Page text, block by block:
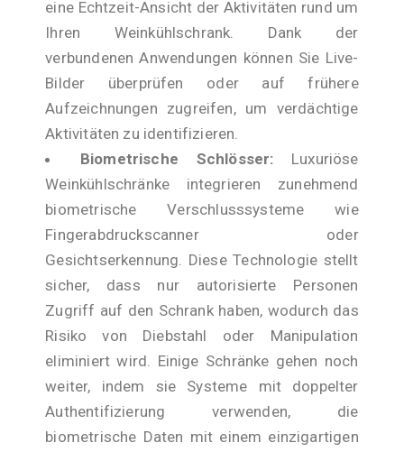
eine Echtzeit-Ansicht der Aktivitäten rund um
Ihren Weinkühlschrank. Dank der
verbundenen Anwendungen können Sie Live-
Bilder überprüfen oder auf frühere
Aufzeichnungen zugreifen, um verdächtige
Aktivitäten zu identifizieren.
Biometrische Schlösser: Luxuriöse
Weinkühlschränke integrieren zunehmend
biometrische Verschlusssysteme wie
Fingerabdruckscanner oder
Gesichtserkennung. Diese Technologie stellt
sicher, dass nur autorisierte Personen
Zugriff auf den Schrank haben, wodurch das
Risiko von Diebstahl oder Manipulation
eliminiert wird. Einige Schränke gehen noch
weiter, indem sie Systeme mit doppelter
Authentifizierung verwenden, die
biometrische Daten mit einem einzigartigen